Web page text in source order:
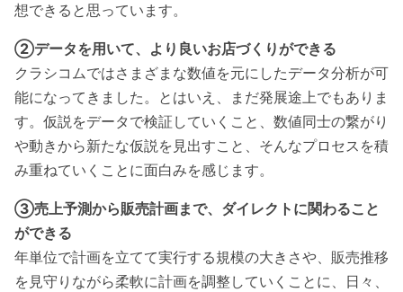
想できると思っています。
②データを用いて、より良いお店づくりができる
クラシコムではさまざまな数値を元にしたデータ分析が可
能になってきました。とはいえ、まだ発展途上でもありま
す。仮説をデータで検証していくこと、数値同士の繋がり
や動きから新たな仮説を見出すこと、そんなプロセスを積
み重ねていくことに面白みを感じます。
③売上予測から販売計画まで、ダイレクトに関わること
ができる
年単位で計画を立てて実行する規模の大きさや、販売推移
を見守りながら柔軟に計画を調整していくことに、日々、